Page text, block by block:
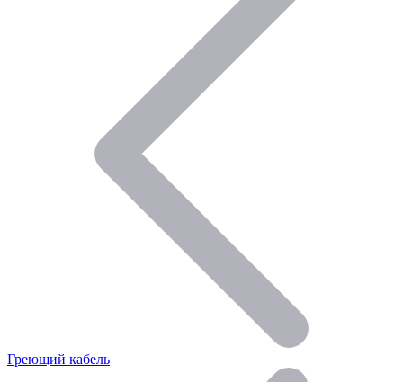
Греющий кабель